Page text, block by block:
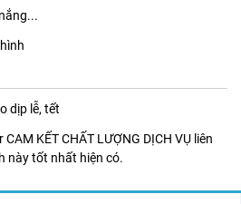
dịp lễ, tết
KẾT CHẤT LƯỢNG DỊCH VỤ liên
này tốt nhất hiện có.